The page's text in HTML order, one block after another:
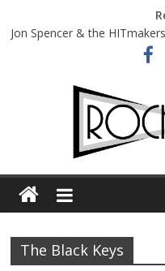
Jon Spencer & the
Hellfest 2026 vendredi :
Hellfest 2026 jeudi :
Première édition du
Charlie Puth à l’Olympia : la
The Black Keys